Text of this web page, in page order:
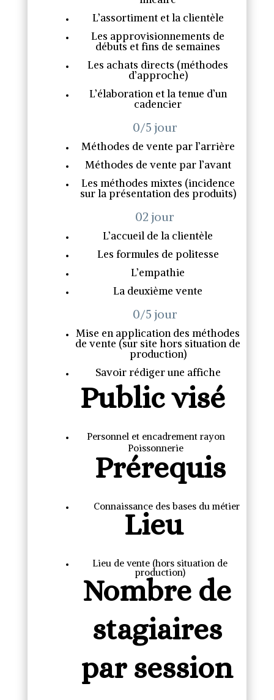
L’assortiment et la clientèle
Les approvisionnements de
débuts et fins de semaines
Les achats directs (méthodes
d’approche)
L’élaboration et la tenue d’un
cadencier
0/5 jour
Méthodes de vente par l’arrière
Méthodes de vente par l’avant
Les méthodes mixtes (incidence
sur la présentation des produits)
02 jour
L’accueil de la clientèle
Les formules de politesse
L’empathie
La deuxième vente
0/5 jour
Mise en application des méthodes
de vente (sur site hors situation de
production)
Savoir rédiger une affiche
Public visé
Personnel et encadrement rayon
Poissonnerie
Prérequis
Connaissance des bases du métier
Lieu
Lieu de vente (hors situation de
production)
Nombre de
stagiaires
par session